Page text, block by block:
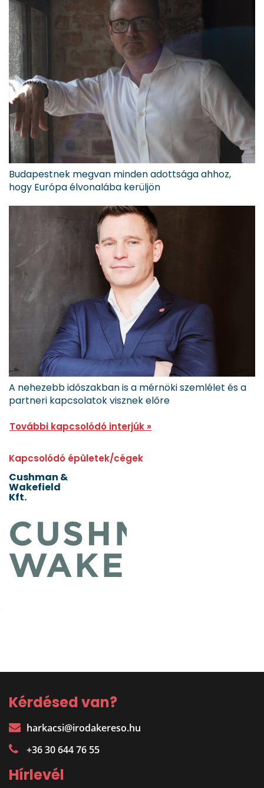
Budapestnek megvan minden adottsága ahhoz,
hogy Európa élvonalába kerüljön
A nehezebb időszakban is a mérnöki szemlélet és a
partneri kapcsolatok visznek előre
További kapcsolódó interjúk »
Kapcsolódó épületek/cégek
Cushman &
Wakefield
Kft.
Kérdésed van?
harkacsi@irodakereso.hu
+36 30 644 76 55
Hírlevél